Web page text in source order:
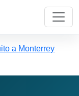
a Monterrey